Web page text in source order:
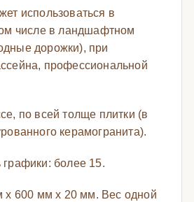
использоваться в
числе в ландшафтном
дорожки), при
профессиональной
по всей толще плитки (в
керамогранита).
графики: более 15.
х 600 мм х 20 мм. Вес одной